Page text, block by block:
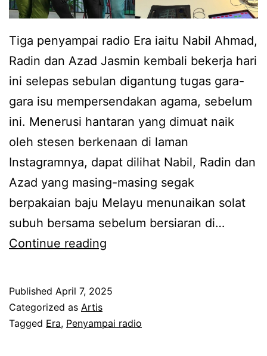
g
s
r
a
d
i
o
,
t
a
k
l
h
Tiga penyampai radio Era iaitu Nabil Ahmad,
Radin dan Azad Jasmin kembali bekerja hari
ini selepas sebulan digantung tugas gara-
gara isu mempersendakan agama, sebelum
ini. Menerusi hantaran yang dimuat naik
oleh stesen berkenaan di laman
Instagramnya, dapat dilihat Nabil, Radin dan
Azad yang masing-masing segak
berpakaian baju Melayu menunaikan solat
subuh bersama sebelum bersiaran di…
Continue reading
p
Published April 7, 2025
Categorized as Artis
Tagged Era, Penyampai radio